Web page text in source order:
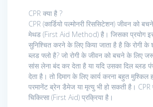
CPR क्या है ?
CPR (कार्डियो पल्मोनरी रिससिटेशन) जीवन को
मेथड (First Aid Method) है। जिसका प्रयोग
सुनिश्चित करने के लिए किया जाता है है कि रोगी के
ब्लड फ्लो है? जो रोगी के जीवन को बचने के लिए
सांस लेना बंद कर देता है या यदि उसका दिल ब्लड
देता है। तो दिमाग के लिए कार्य करना बहुत मुश्किल
परमानेंट ब्रेन डैमेज या मृत्यु भी हो सकती है। CPR
चिकित्सा (First Aid) प्रक्रिया है।